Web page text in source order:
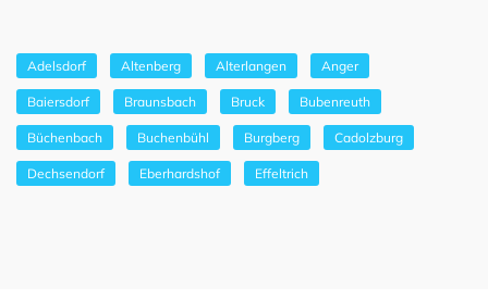
Adelsdorf Altenberg Alterlangen Anger
Baiersdorf Braunsbach Bruck Bubenreuth
Büchenbach Buchenbühl Burgberg Cadolzburg
Dechsendorf Eberhardshof Effeltrich